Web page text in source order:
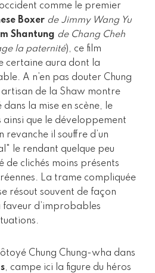
comme le premier
Boxer de Jimmy Wang Yu
Shantung de Chang Cheh
la paternité), ce film
certaine aura dont la
A n’en pas douter Chung
de la Shaw montre
la mise en scène, le
ainsi que le développement
revanche il souffre d’un
le rendant quelque peu
de clichés moins présents
La trame compliquée
résout souvent de façon
faveur d’improbables
Chung Chung-wha dans
, campe ici la figure du héros